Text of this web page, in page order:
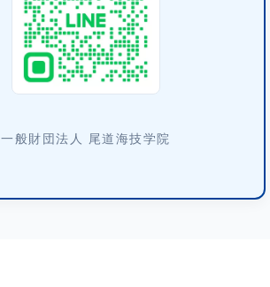
一般財団法人 尾道海技学院